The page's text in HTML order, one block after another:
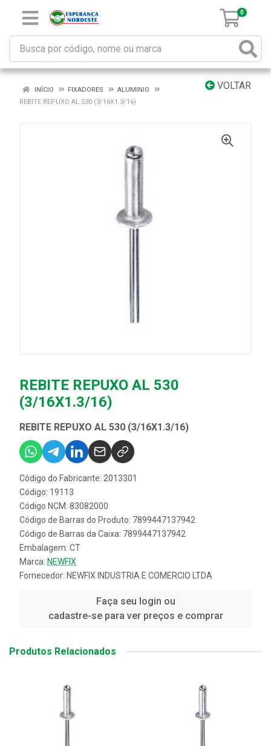
0
VOLTAR
INÍCIO FIXADORES
ALUMINIO
REBITE REPUXO AL 530 (3/16X1.3/16)
REBITE REPUXO AL 530
(3/16X1.3/16)
REBITE REPUXO AL 530 (3/16X1.3/16)
Código do Fabricante: 2013301
Código: 19113
Código NCM: 83082000
Código de Barras do Produto: 7899447137942
Código de Barras da Caixa: 7899447137942
Embalagem: CT
Marca: NEWFIX
Fornecedor: NEWFIX INDUSTRIA E COMERCIO LTDA
Faça seu login ou
cadastre-se para ver preços e comprar
Produtos Relacionados